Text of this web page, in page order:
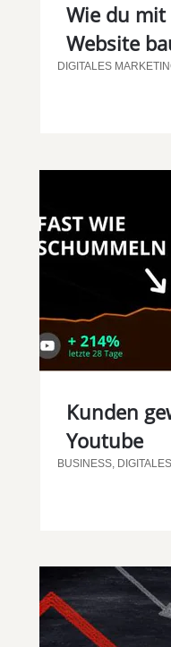
Wie du mit
Website
DIGITALES
Kunden
Youtube
BUSINESS,